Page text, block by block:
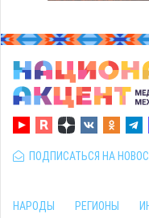
ПОДПИСАТЬСЯ НА
НАРОДЫ РЕГИОНЫ